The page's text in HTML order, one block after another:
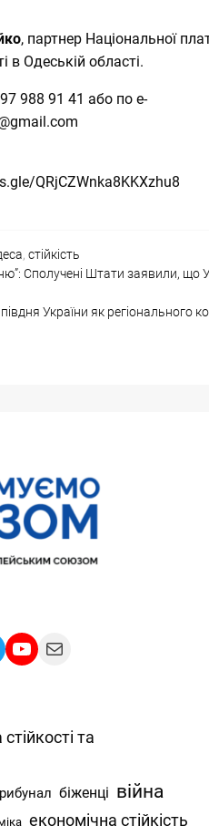
, партнер Національної
в Одеській області.
988 91 41 або по e-
QRjCZWnka8KKXzhu8
, стійкість
Сполучені Штати заявили, що
України як регіонального
YouTube
Mail
та
біженці війна
економічна стійкість